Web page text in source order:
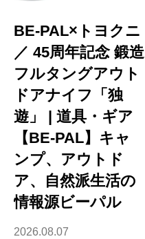
BE-PAL×トヨクニ
／ 45周年記念 鍛造
フルタングアウト
ドアナイフ「独
遊」 | 道具・ギア
【BE-PAL】キャ
ンプ、アウトド
ア、自然派生活の
情報源ビーパル
2026.08.07